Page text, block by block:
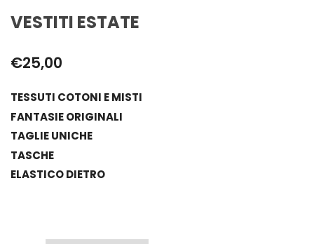
VESTITI ESTATE
€25,00
TESSUTI COTONI E MISTI
FANTASIE ORIGINALI
TAGLIE UNICHE
TASCHE
ELASTICO DIETRO